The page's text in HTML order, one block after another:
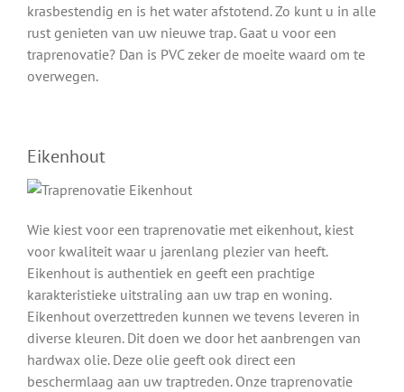
krasbestendig en is het water afstotend. Zo kunt u in alle
rust genieten van uw nieuwe trap. Gaat u voor een
traprenovatie? Dan is PVC zeker de moeite waard om te
overwegen.
Eikenhout
Wie kiest voor een traprenovatie met eikenhout, kiest
voor kwaliteit waar u jarenlang plezier van heeft.
Eikenhout is authentiek en geeft een prachtige
karakteristieke uitstraling aan uw trap en woning.
Eikenhout overzettreden kunnen we tevens leveren in
diverse kleuren. Dit doen we door het aanbrengen van
hardwax olie. Deze olie geeft ook direct een
beschermlaag aan uw traptreden. Onze traprenovatie